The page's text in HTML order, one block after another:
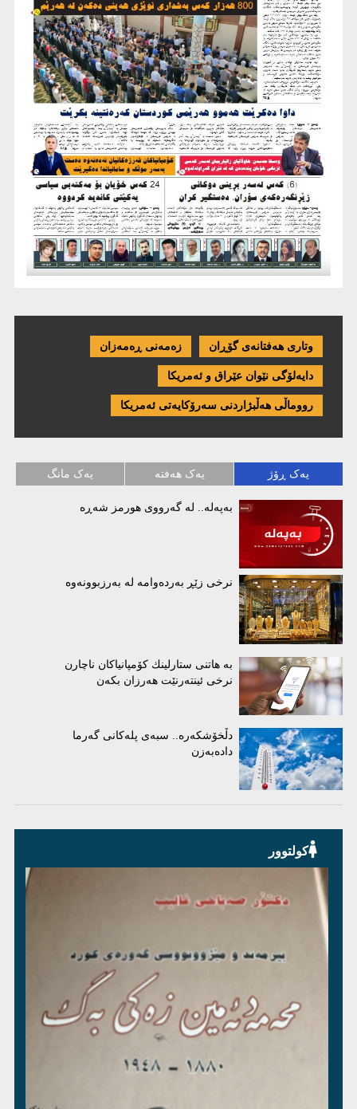
وتاری هەفتانەی گۆڕان زەمەنی ڕەمەزان
دایەلۆگی نێوان عێراق و ئەمریكا
رووماڵی هەڵبژاردنی سەرۆکایەتی ئەمریکا
یەک ڕۆژ یەک هەفتە یەک مانگ
بەپەلە.. لە گەرووی هورمز شەڕە
نرخی زێڕ بەردەوامە لە بەرزبوونەوە
بە هاتنی ستارلینك كۆمپانیاكان ناچارن
نرخی ئینتەرنێت هەرزان بكەن
دڵخۆشکەرە.. سبەی پلەکانی گەرما
دادەبەزن
کولتوور